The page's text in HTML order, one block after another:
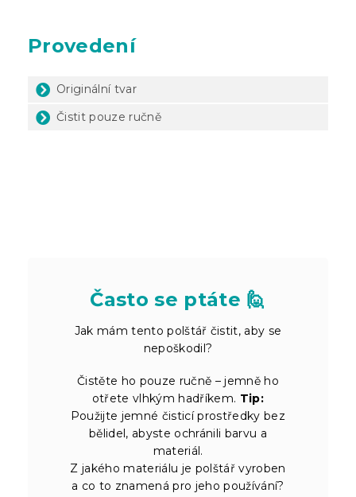
Provedení
Originální tvar
Čistit pouze ručně
Často se ptáte 🙋
Jak mám tento polštář čistit, aby se
nepoškodil?
Čistěte ho pouze ručně – jemně ho
otřete vlhkým hadříkem. Tip:
Použijte jemné čisticí prostředky bez
bělidel, abyste ochránili barvu a
materiál.
Z jakého materiálu je polštář vyroben
a co to znamená pro jeho používání?